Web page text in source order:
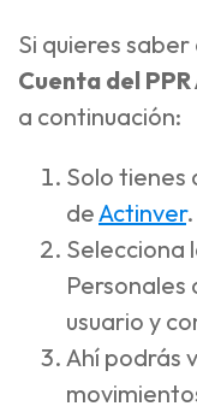
Si quieres saber
Cuenta del
a continuación:
Solo tienes
deActinver.
Selecciona
Personales
usuario y
Ahí podrás